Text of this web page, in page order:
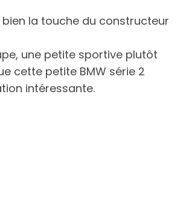
la touche du constructeur
une petite sportive plutôt
cette petite BMW série 2
intéressante.